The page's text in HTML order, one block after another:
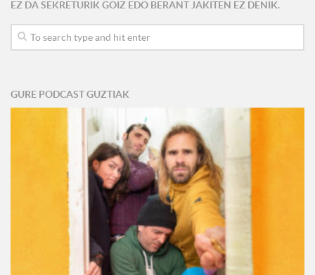
EZ DA SEKRETURIK GOIZ EDO BERANT JAKITEN EZ DENIK.
GURE PODCAST GUZTIAK